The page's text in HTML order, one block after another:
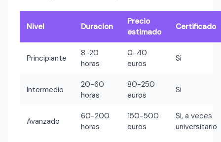
Nivel Duracion
Precio
estimado
Certificado
Principiante
8-20
horas
0-40
euros
Si
Intermedio
20-60
horas
80-250
euros
Si
Avanzado
60-200
horas
150-500
euros
Si, a veces
universitario